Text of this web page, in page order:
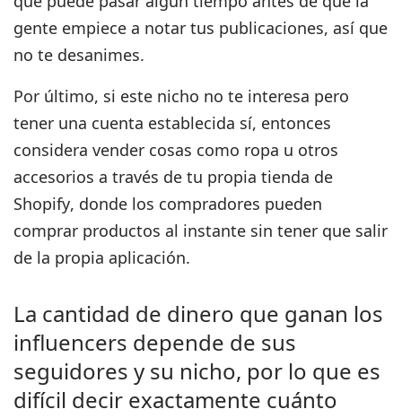
gente empiece a notar tus publicaciones, así que
no te desanimes.
Por último, si este nicho no te interesa pero
tener una cuenta establecida sí, entonces
considera vender cosas como ropa u otros
accesorios a través de tu propia tienda de
Shopify, donde los compradores pueden
comprar productos al instante sin tener que salir
de la propia aplicación.
La cantidad de dinero que ganan los
influencers depende de sus
seguidores y su nicho, por lo que es
difícil decir exactamente cuánto